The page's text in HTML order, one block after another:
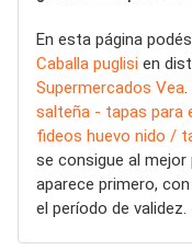
En esta página
Caballa puglisi en
Supermercados Vea
salteña - tapas para
fideos huevo nido /
se consigue al
aparece primero,
el período de validez.